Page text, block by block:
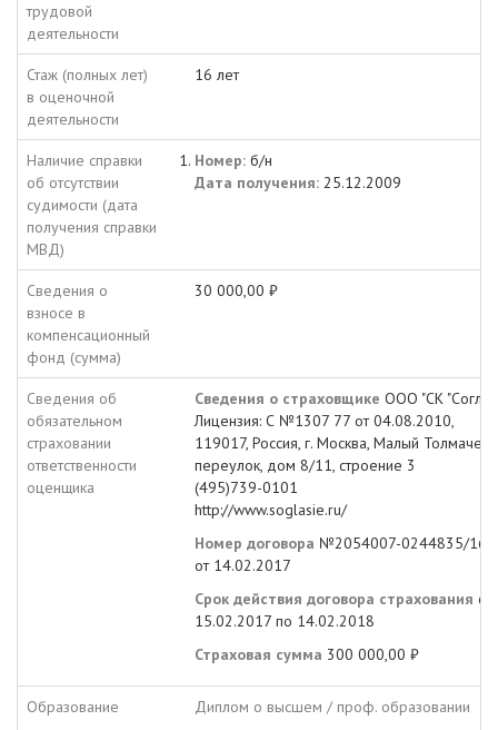
трудовой
деятельности
Стаж (полных лет)
в оценочной
деятельности
16 лет
Наличие справки
об отсутствии
судимости (дата
получения справки
МВД)
Номер: б/н
Дата получения: 25.12.2009
Сведения о
взносе в
компенсационный
фонд (сумма)
30 000,00 ₽
Сведения об
обязательном
страховании
ответственности
оценщика
Сведения о страховщике ООО "СК
Лицензия: С №1307 77 от 04.08.2010,
119017, Россия, г. Москва, Малый
переулок, дом 8/11, строение 3
(495)739-0101
http://www.soglasie.ru/
Номер договора №2054007-0244835/16
от 14.02.2017
Срок действия договора страхования с
15.02.2017 по 14.02.2018
Страховая сумма 300 000,00 ₽
Образование
Диплом о высшем / проф. образовании